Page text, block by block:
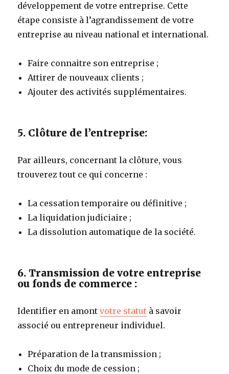
développement de votre entreprise. Cette
étape consiste à l’agrandissement de votre
entreprise au niveau national et international.
Faire connaitre son entreprise ;
Attirer de nouveaux clients ;
Ajouter des activités supplémentaires.
5. Clôture de l’entreprise:
Par ailleurs, concernant la clôture, vous
trouverez tout ce qui concerne :
La cessation temporaire ou définitive ;
La liquidation judiciaire ;
La dissolution automatique de la société.
6. Transmission de votre entreprise
ou fonds de commerce :
Identifier en amontvotre statut à savoir
associé ou entrepreneur individuel.
Préparation de la transmission ;
Choix du mode de cession ;